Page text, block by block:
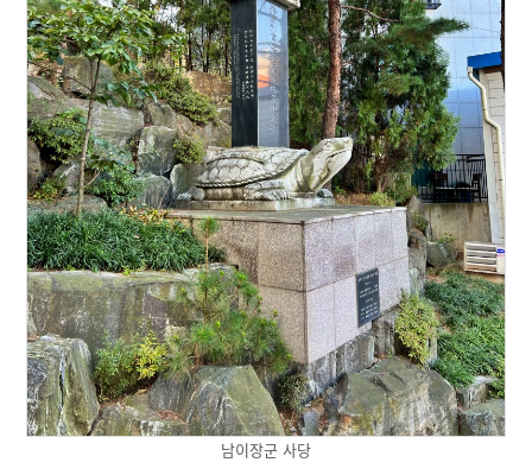
남이장군 사당